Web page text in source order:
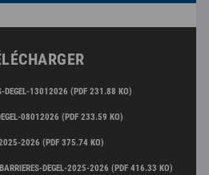
DEGEL-13012026 (PDF 231.88 KO)
08012026 (PDF 233.59 KO)
2025-2026 (PDF 375.74 KO)
DEGEL-2025-2026 (PDF 416.33 KO)